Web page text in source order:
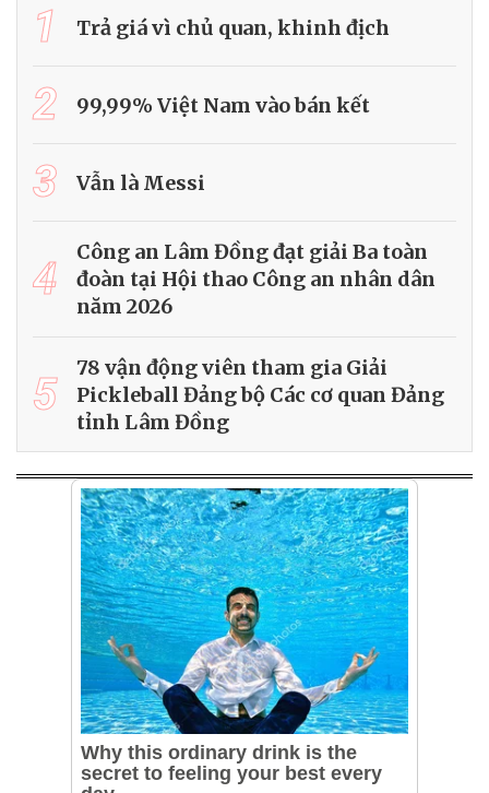
1 Trả giá vì chủ quan, khinh địch
2 99,99% Việt Nam vào bán kết
3 Vẫn là Messi
4
Công an Lâm Đồng đạt giải Ba toàn
đoàn tại Hội thao Công an nhân dân
năm 2026
5
78 vận động viên tham gia Giải
Pickleball Đảng bộ Các cơ quan Đảng
tỉnh Lâm Đồng